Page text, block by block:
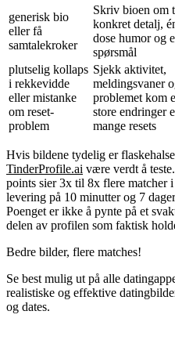
generisk bio
eller få
samtalekroker
Skriv bioen om
konkret detalj,
dose humor og
spørsmål
plutselig kollaps
i rekkevidde
eller mistanke
om reset-
problem
Sjekk aktivitet,
meldingsvaner
problemet kom
store endringer
mange resets
Hvis bildene tydelig er
TinderProfile.ai være verdt å
points sier 3x til 8x flere matcher
levering på 10 minutter og 7
Poenget er ikke å pynte på et
delen av profilen som faktisk
Bedre bilder, flere matches!
Se best mulig ut på alle
realistiske og effektive
og dates.